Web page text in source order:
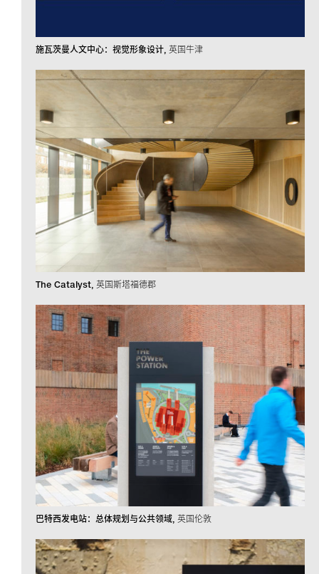
施瓦茨曼人文中心：视觉形象设计 英国牛津
The Catalyst 英国斯塔福德郡
巴特西发电站：总体规划与公共领域 英国伦敦